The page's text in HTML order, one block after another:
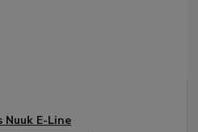
Nuuk E-Line